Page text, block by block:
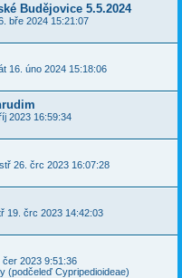
Budějovice 5.5.2024
bře 2024 15:21:07
16. úno 2024 15:18:06
2023 16:59:34
stř 26. črc 2023 16:07:28
19. črc 2023 14:42:03
čer 2023 9:51:36
(podčeleď Cypripedioideae)